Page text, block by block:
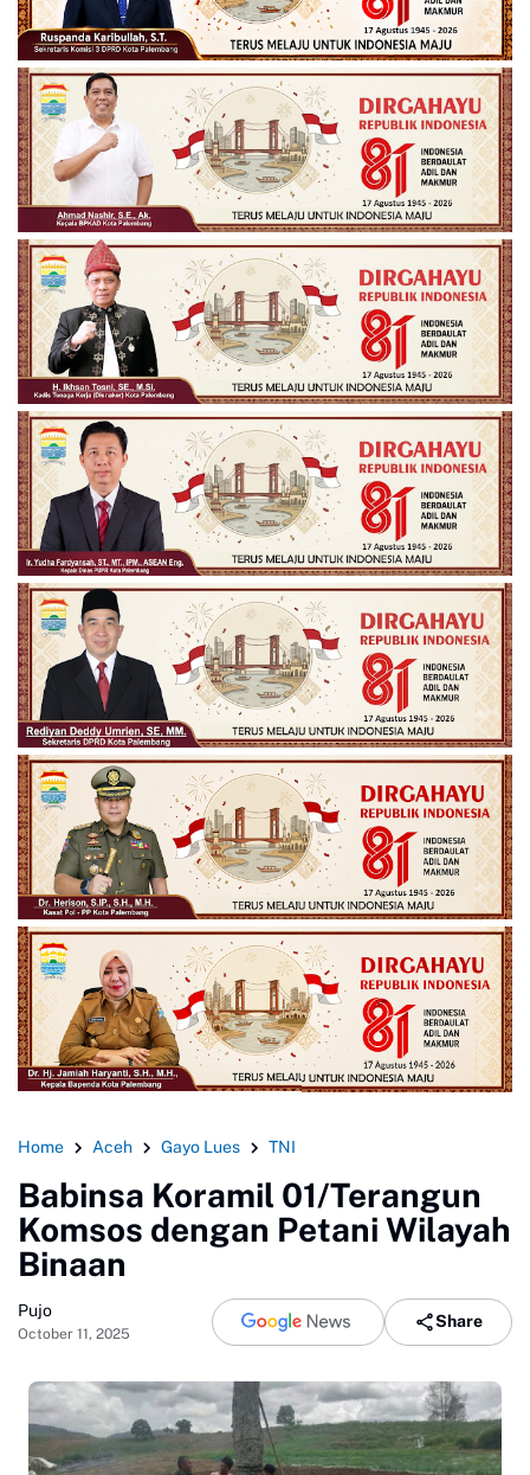
Home Aceh Gayo Lues TNI
Babinsa Koramil 01/Terangun
Komsos dengan Petani Wilayah
Binaan
Pujo
October 11, 2025
Share